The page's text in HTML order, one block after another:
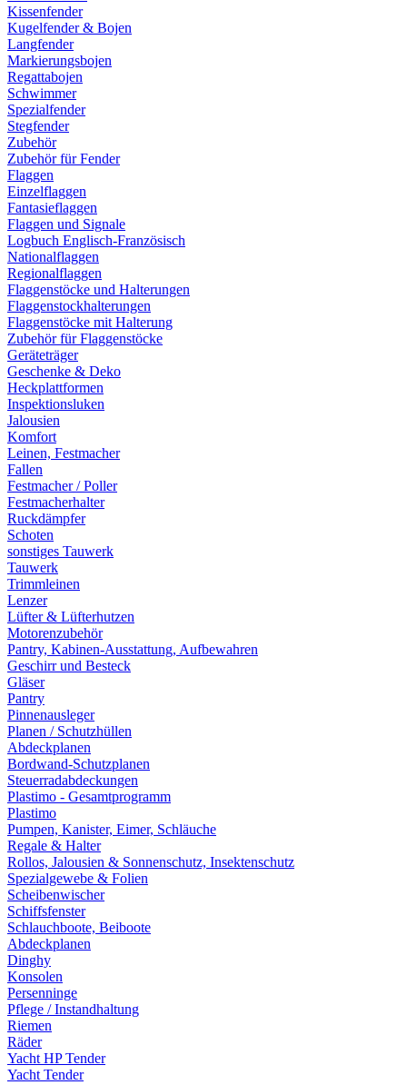
Kissenfender
Kugelfender & Bojen
Langfender
Markierungsbojen
Regattabojen
Schwimmer
Spezialfender
Stegfender
Zubehör
Zubehör für Fender
Flaggen
Einzelflaggen
Fantasieflaggen
Flaggen und Signale
Logbuch Englisch-Französisch
Nationalflaggen
Regionalflaggen
Flaggenstöcke und Halterungen
Flaggenstockhalterungen
Flaggenstöcke mit Halterung
Zubehör für Flaggenstöcke
Geräteträger
Geschenke & Deko
Heckplattformen
Inspektionsluken
Jalousien
Komfort
Leinen, Festmacher
Fallen
Festmacher / Poller
Festmacherhalter
Ruckdämpfer
Schoten
sonstiges Tauwerk
Tauwerk
Trimmleinen
Lenzer
Lüfter & Lüfterhutzen
Motorenzubehör
Pantry, Kabinen-Ausstattung, Aufbewahren
Geschirr und Besteck
Gläser
Pantry
Pinnenausleger
Planen / Schutzhüllen
Abdeckplanen
Bordwand-Schutzplanen
Steuerradabdeckungen
Plastimo - Gesamtprogramm
Plastimo
Pumpen, Kanister, Eimer, Schläuche
Regale & Halter
Rollos, Jalousien & Sonnenschutz, Insektenschutz
Spezialgewebe & Folien
Scheibenwischer
Schiffsfenster
Schlauchboote, Beiboote
Abdeckplanen
Dinghy
Konsolen
Persenninge
Pflege / Instandhaltung
Riemen
Räder
Yacht HP Tender
Yacht Tender